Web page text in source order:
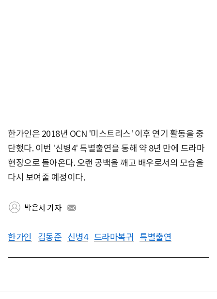
한가인은 2018년 OCN '미스트리스' 이후 연기 활동을 중
단했다. 이번 '신병4' 특별출연을 통해 약 8년 만에 드라마
현장으로 돌아온다. 오랜 공백을 깨고 배우로서의 모습을
다시 보여줄 예정이다.
박은서 기자
한가인 김동준 신병4 드라마복귀 특별출연